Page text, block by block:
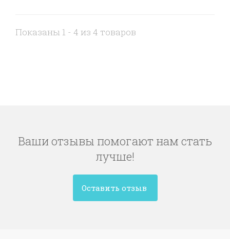
Показаны 1 - 4 из 4 товаров
Ваши отзывы помогают нам стать
лучше!
Оставить отзыв